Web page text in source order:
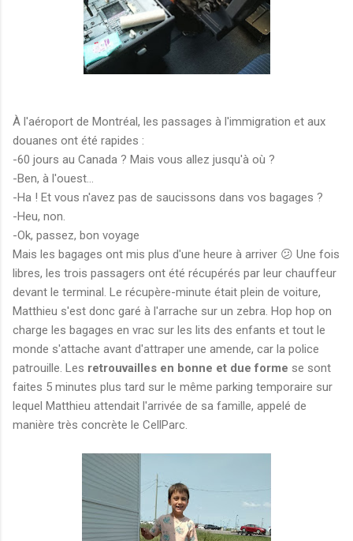
À l'aéroport de Montréal, les passages à l'immigration et aux
douanes ont été rapides :
-60 jours au Canada ? Mais vous allez jusqu'à où ?
-Ben, à l'ouest...
-Ha ! Et vous n'avez pas de saucissons dans vos bagages ?
-Heu, non.
-Ok, passez, bon voyage
Mais les bagages ont mis plus d'une heure à arriver 😕 Une fois
libres, les trois passagers ont été récupérés par leur chauffeur
devant le terminal. Le récupère-minute était plein de voiture,
Matthieu s'est donc garé à l'arrache sur un zebra. Hop hop on
charge les bagages en vrac sur les lits des enfants et tout le
monde s'attache avant d'attraper une amende, car la police
patrouille. Les retrouvailles en bonne et due forme se sont
faites 5 minutes plus tard sur le même parking temporaire sur
lequel Matthieu attendait l'arrivée de sa famille, appelé de
manière très concrète le CellParc.